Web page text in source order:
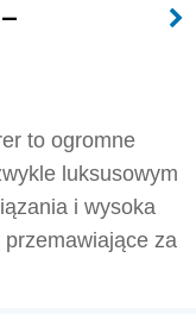
to ogromne
luksusowym
i wysoka
za